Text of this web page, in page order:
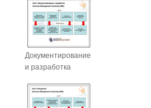
Документирование
и разработка